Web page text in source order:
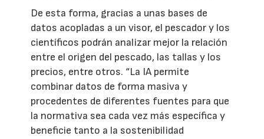
De esta forma, gracias a unas bases de
datos acopladas a un visor, el pescador y los
científicos podrán analizar mejor la relación
entre el origen del pescado, las tallas y los
precios, entre otros. “La IA permite
combinar datos de forma masiva y
procedentes de diferentes fuentes para que
la normativa sea cada vez más específica y
beneficie tanto a la sostenibilidad